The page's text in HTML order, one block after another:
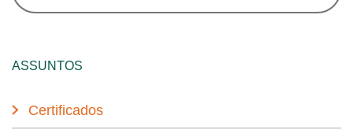
ASSUNTOS
Certificados